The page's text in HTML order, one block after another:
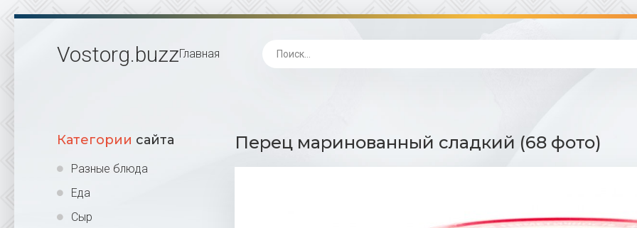
Vostorg.buzzГлавная
Категории сайта
Разные блюда
Еда
Сыр
Перец маринованный сладкий (68 фото)